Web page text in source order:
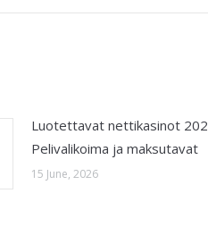
Luotettavat nettikasinot
Pelivalikoima ja maksutavat
15 June, 2026